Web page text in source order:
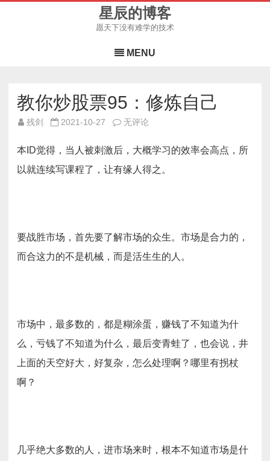
星辰的博客
愿天下没有难学的技术
to
content
MENU
教你炒股票95：修炼自己
残剑 2021-10-27
教
票
95：
修
无评论
本ID觉得，当人被刺激后，大概学习的效率会高点，所
以就连续写课程了，让有缘人得之。
要战胜市场，首先要了解市场的众生。市场是合力的，
而合这力的不是机械，而是活生生的人。
市场中，最多数的，都是糊涂蛋，赚钱了不知道为什
么，亏钱了不知道为什么，最后变青蛙了，也会说，井
上面的天空好大，好复杂，怎么处理啊？哪里有拐杖
啊？
几乎绝大多数的人，进市场来时，根本不知道市场是什